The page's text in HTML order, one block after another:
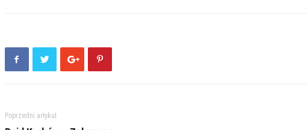
Poprzedni artykuł